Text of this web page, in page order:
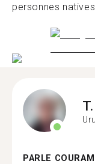
personnes
T.
PARLE